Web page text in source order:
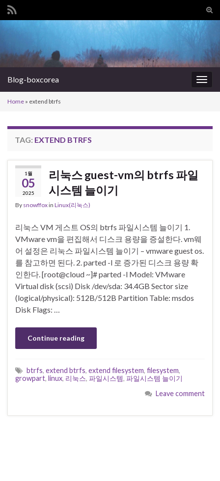
Blog-boxcorea
Home » extend btrfs
TAG: EXTEND BTRFS
1월
05
2025
리눅스 guest-vm의 btrfs 파일
시스템 늘이기
By snowffoxin Linux(리눅스)
리눅스 VM 게스트 OS의 btrfs 파일시스템 늘이기 1.
VMware vm을 편집해서 디스크 용량을 증설한다. vm웨
어 설정은 리눅스 파일시스템 늘이기 – vmware guest os.
를 참고하면 된다. 2. parted -l 로 증가된 디스크 용량 확
인한다. [root@cloud ~]# parted -l Model: VMware
Virtual disk (scsi) Disk /dev/sda: 34.4GB Sector size
(logical/physical): 512B/512B Partition Table: msdos
Disk Flags: …
Continue reading
btrfs, extend btrfs, extend filesystem, filesystem,
growpart, linux, 리눅스, 파일시스템, 파일시스템 늘이기
Leave comment